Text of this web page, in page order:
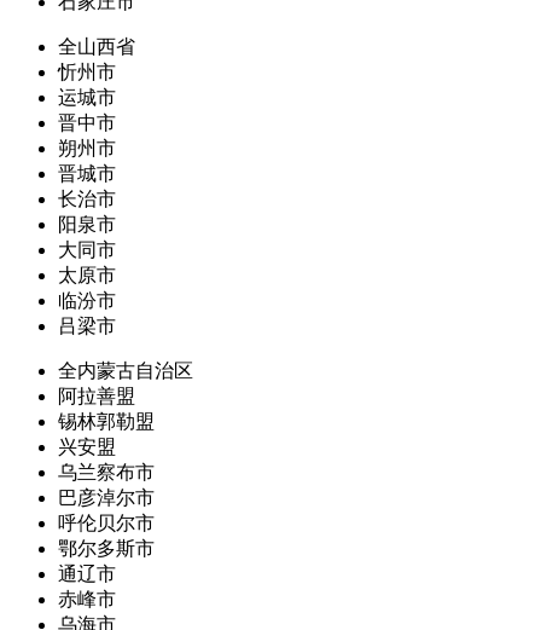
全山西省
忻州市
运城市
晋中市
朔州市
晋城市
长治市
阳泉市
大同市
太原市
临汾市
吕梁市
全内蒙古自治区
阿拉善盟
锡林郭勒盟
兴安盟
乌兰察布市
巴彦淖尔市
呼伦贝尔市
鄂尔多斯市
通辽市
赤峰市
乌海市